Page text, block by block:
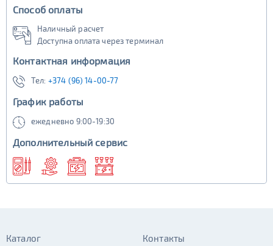
Способ оплаты
Наличный расчет
Доступна оплата через терминал
Контактная информация
Тел: +374 (96) 14-00-77
График работы
ежедневно 9:00-19:30
Дополнительный сервис
Каталог Контакты